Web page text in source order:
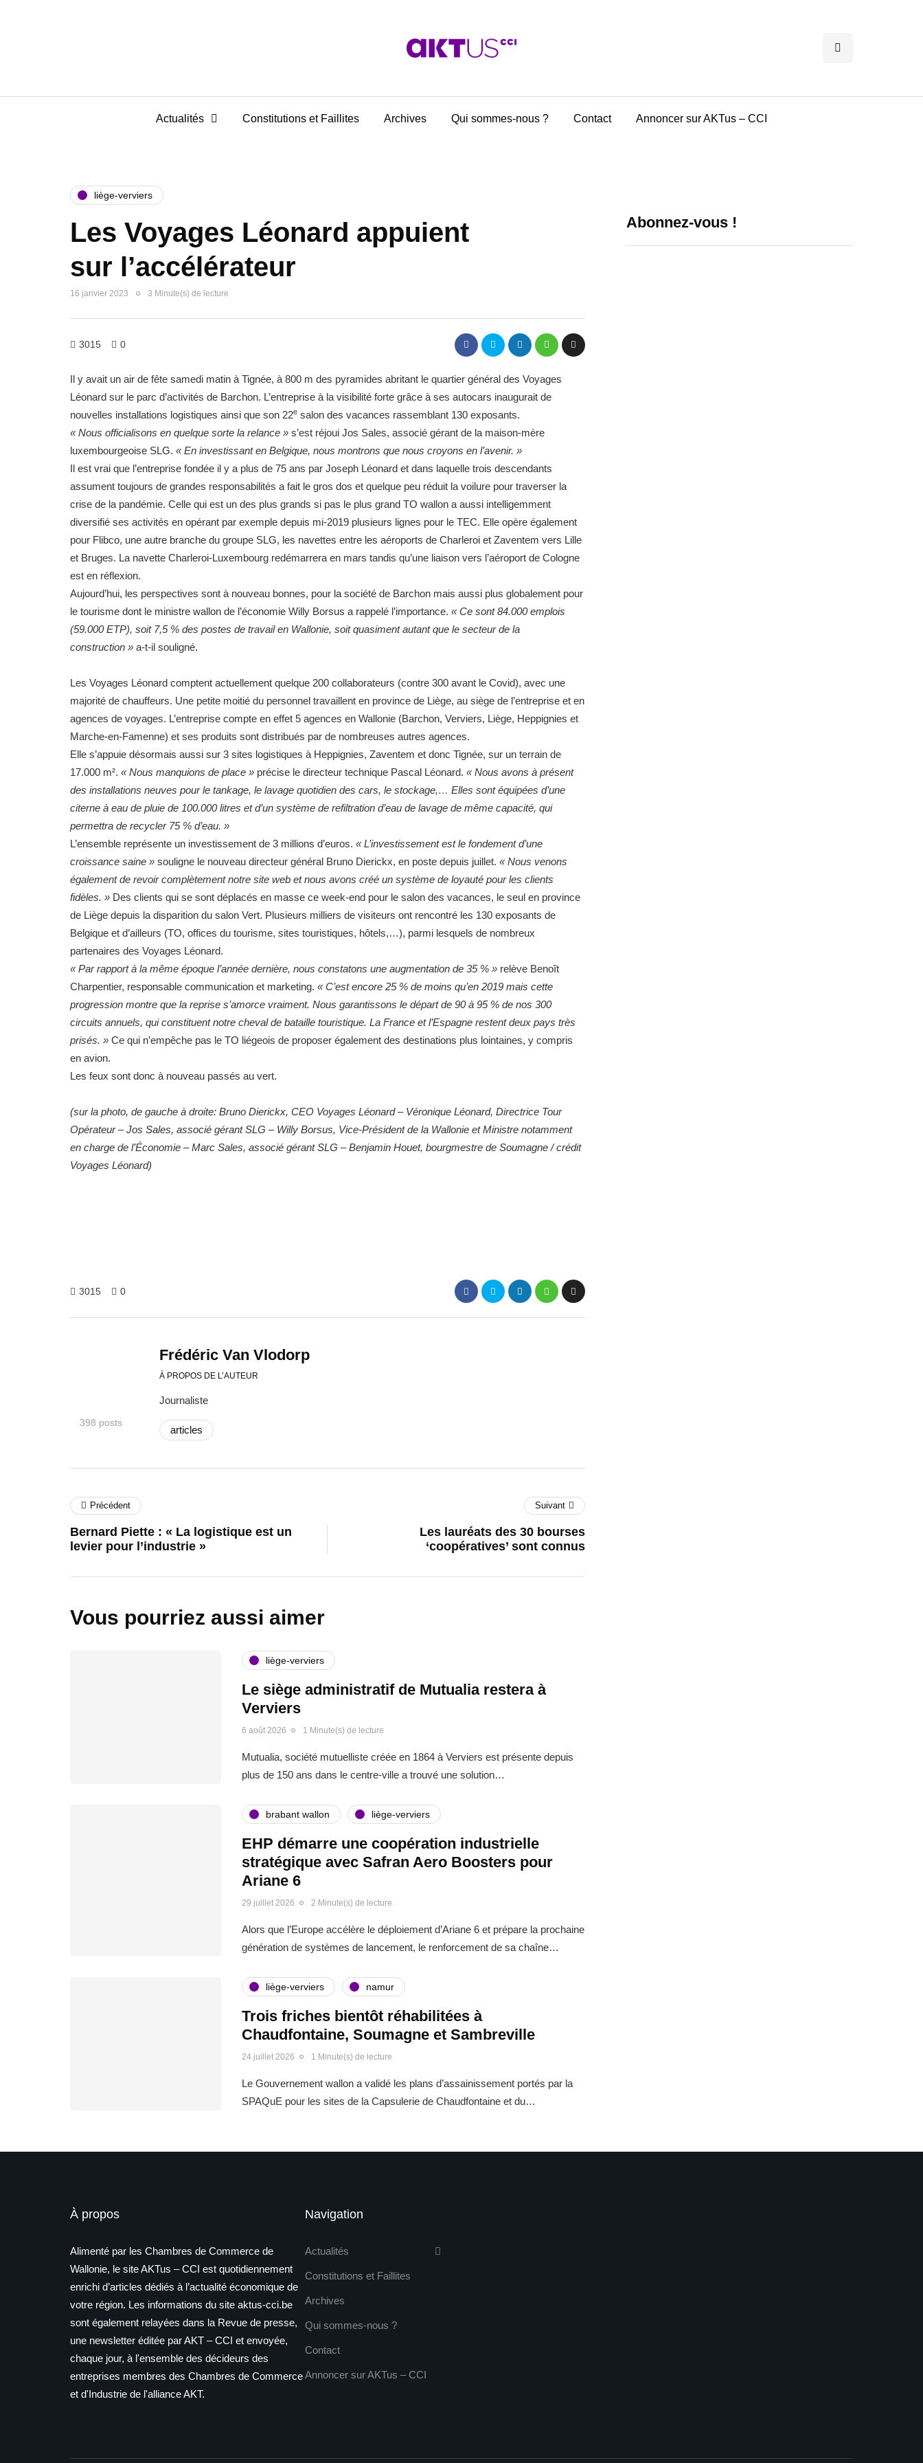
Actualités Constitutions et Faillites Archives Qui sommes-nous ? Contact Annoncer sur AKTus – CCI
liège-verviers
Les Voyages Léonard appuient
sur l’accélérateur
16 janvier 2023 3 Minute(s) de lecture
3015 0
Il y avait un air de fête samedi matin à Tignée, à 800 m des pyramides abritant le quartier général des Voyages
Léonard sur le parc d’activités de Barchon. L’entreprise à la visibilité forte grâce à ses autocars inaugurait de
nouvelles installations logistiques ainsi que son 22e salon des vacances rassemblant 130 exposants.
« Nous officialisons en quelque sorte la relance » s’est réjoui Jos Sales, associé gérant de la maison-mère
luxembourgeoise SLG. « En investissant en Belgique, nous montrons que nous croyons en l’avenir. »
Il est vrai que l’entreprise fondée il y a plus de 75 ans par Joseph Léonard et dans laquelle trois descendants
assument toujours de grandes responsabilités a fait le gros dos et quelque peu réduit la voilure pour traverser la
crise de la pandémie. Celle qui est un des plus grands si pas le plus grand TO wallon a aussi intelligemment
diversifié ses activités en opérant par exemple depuis mi-2019 plusieurs lignes pour le TEC. Elle opère également
pour Flibco, une autre branche du groupe SLG, les navettes entre les aéroports de Charleroi et Zaventem vers Lille
et Bruges. La navette Charleroi-Luxembourg redémarrera en mars tandis qu’une liaison vers l’aéroport de Cologne
est en réflexion.
Aujourd’hui, les perspectives sont à nouveau bonnes, pour la société de Barchon mais aussi plus globalement pour
le tourisme dont le ministre wallon de l’économie Willy Borsus a rappelé l’importance. « Ce sont 84.000 emplois
(59.000 ETP), soit 7,5 % des postes de travail en Wallonie, soit quasiment autant que le secteur de la
construction » a-t-il souligné.
Les Voyages Léonard comptent actuellement quelque 200 collaborateurs (contre 300 avant le Covid), avec une
majorité de chauffeurs. Une petite moitié du personnel travaillent en province de Liège, au siège de l’entreprise et en
agences de voyages. L’entreprise compte en effet 5 agences en Wallonie (Barchon, Verviers, Liège, Heppignies et
Marche-en-Famenne) et ses produits sont distribués par de nombreuses autres agences.
Elle s’appuie désormais aussi sur 3 sites logistiques à Heppignies, Zaventem et donc Tignée, sur un terrain de
17.000 m². « Nous manquions de place » précise le directeur technique Pascal Léonard. « Nous avons à présent
des installations neuves pour le tankage, le lavage quotidien des cars, le stockage,… Elles sont équipées d’une
citerne à eau de pluie de 100.000 litres et d’un système de refiltration d’eau de lavage de même capacité, qui
permettra de recycler 75 % d’eau. »
L’ensemble représente un investissement de 3 millions d’euros. « L’investissement est le fondement d’une
croissance saine » souligne le nouveau directeur général Bruno Dierickx, en poste depuis juillet. « Nous venons
également de revoir complètement notre site web et nous avons créé un système de loyauté pour les clients
fidèles. » Des clients qui se sont déplacés en masse ce week-end pour le salon des vacances, le seul en province
de Liège depuis la disparition du salon Vert. Plusieurs milliers de visiteurs ont rencontré les 130 exposants de
Belgique et d’ailleurs (TO, offices du tourisme, sites touristiques, hôtels,…), parmi lesquels de nombreux
partenaires des Voyages Léonard.
« Par rapport à la même époque l’année dernière, nous constatons une augmentation de 35 % » relève Benoît
Charpentier, responsable communication et marketing. « C’est encore 25 % de moins qu’en 2019 mais cette
progression montre que la reprise s’amorce vraiment. Nous garantissons le départ de 90 à 95 % de nos 300
circuits annuels, qui constituent notre cheval de bataille touristique. La France et l’Espagne restent deux pays très
prisés. » Ce qui n’empêche pas le TO liégeois de proposer également des destinations plus lointaines, y compris
en avion.
Les feux sont donc à nouveau passés au vert.
(sur la photo, de gauche à droite: Bruno Dierickx, CEO Voyages Léonard – Véronique Léonard, Directrice Tour
Opérateur – Jos Sales, associé gérant SLG – Willy Borsus, Vice-Président de la Wallonie et Ministre notamment
en charge de l’Économie – Marc Sales, associé gérant SLG – Benjamin Houet, bourgmestre de Soumagne / crédit
Voyages Léonard)
3015 0
Abonnez-vous !
398 posts
Frédéric Van Vlodorp
À PROPOS DE L’AUTEUR
Journaliste
articles
Précédent
Bernard Piette : « La logistique est un
levier pour l’industrie »
Suivant
Les lauréats des 30 bourses
‘coopératives’ sont connus
Vous pourriez aussi aimer
liège-verviers
Le siège administratif de Mutualia restera à
Verviers
6 août 2026 1 Minute(s) de lecture
Mutualia, société mutuelliste créée en 1864 à Verviers est présente depuis
plus de 150 ans dans le centre-ville a trouvé une solution…
brabant wallon liège-verviers
EHP démarre une coopération industrielle
stratégique avec Safran Aero Boosters pour
Ariane 6
29 juillet 2026 2 Minute(s) de lecture
Alors que l’Europe accélère le déploiement d’Ariane 6 et prépare la prochaine
génération de systèmes de lancement, le renforcement de sa chaîne…
liège-verviers namur
Trois friches bientôt réhabilitées à
Chaudfontaine, Soumagne et Sambreville
24 juillet 2026 1 Minute(s) de lecture
Le Gouvernement wallon a validé les plans d’assainissement portés par la
SPAQuE pour les sites de la Capsulerie de Chaudfontaine et du…
À propos
Alimenté par les Chambres de Commerce de
Wallonie, le site AKTus – CCI est quotidiennement
enrichi d’articles dédiés à l’actualité économique de
votre région. Les informations du site aktus-cci.be
sont également relayées dans la Revue de presse,
une newsletter éditée par AKT – CCI et envoyée,
chaque jour, à l'ensemble des décideurs des
entreprises membres des Chambres de Commerce
et d'Industrie de l'alliance AKT.
Navigation
Actualités
Constitutions et Faillites
Archives
Qui sommes-nous ?
Contact
Annoncer sur AKTus – CCI